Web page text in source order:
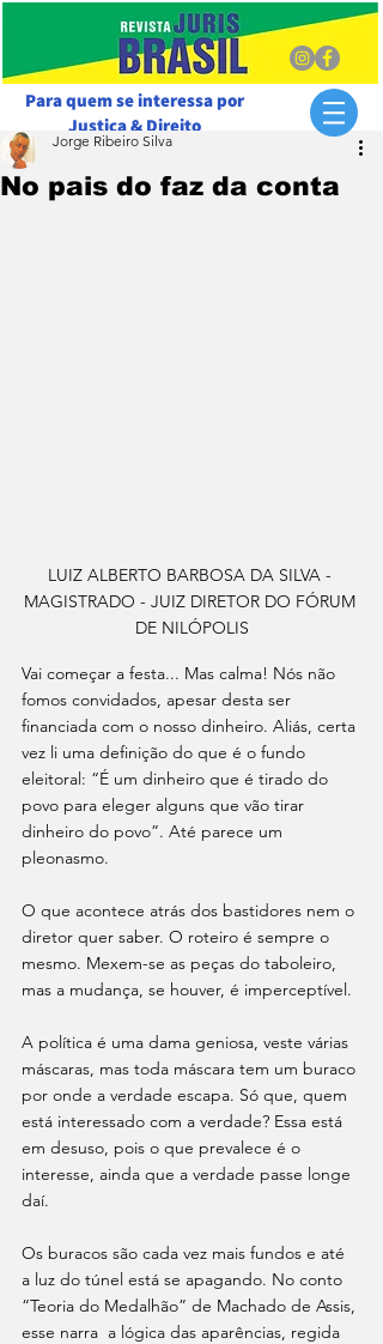
Para quem se interessa por
Justiça & Direito
No pais do faz da conta
Jorge Ribeiro Silva
LUIZ ALBERTO BARBOSA DA SILVA -
MAGISTRADO - JUIZ DIRETOR DO FÓRUM
DE NILÓPOLIS
Vai começar a festa... Mas calma! Nós não
fomos convidados, apesar desta ser
financiada com o nosso dinheiro. Aliás, certa
vez li uma definição do que é o fundo
eleitoral: “É um dinheiro que é tirado do
povo para eleger alguns que vão tirar
dinheiro do povo”. Até parece um
pleonasmo.
O que acontece atrás dos bastidores nem o
diretor quer saber. O roteiro é sempre o
mesmo. Mexem-se as peças do taboleiro,
mas a mudança, se houver, é imperceptível.
A política é uma dama geniosa, veste várias
máscaras, mas toda máscara tem um buraco
por onde a verdade escapa. Só que, quem
está interessado com a verdade? Essa está
em desuso, pois o que prevalece é o
interesse, ainda que a verdade passe longe
daí.
Os buracos são cada vez mais fundos e até
a luz do túnel está se apagando. No conto
“Teoria do Medalhão” de Machado de Assis,
esse narra  a lógica das aparências, regida